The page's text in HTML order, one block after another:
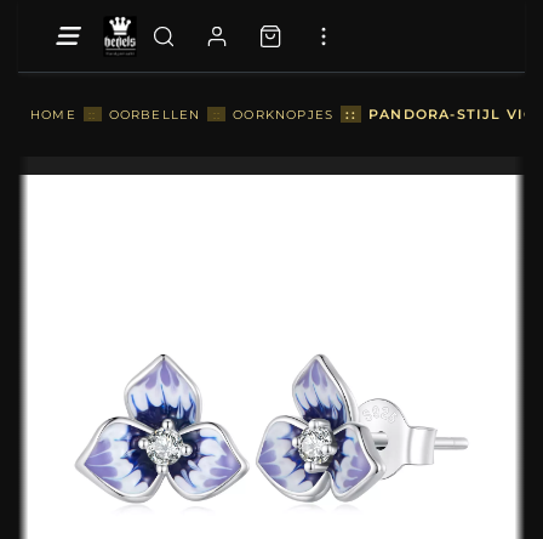
HOME :: OORBELLEN :: OORKNOPJES :: PANDORA-STIJL